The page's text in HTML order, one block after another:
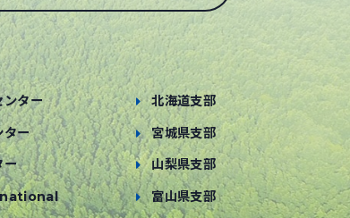
ンター
ター
ー
北海道支部
宮城県支部
山梨県支部
富山県支部